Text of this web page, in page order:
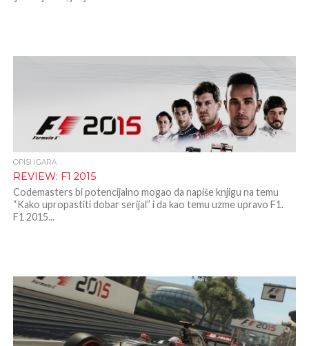
OPISI IGARA
REVIEW: F1 2015
Codemasters bi potencijalno mogao da napiše knjigu na temu
“Kako upropastiti dobar serijal” i da kao temu uzme upravo F1.
F1 2015...